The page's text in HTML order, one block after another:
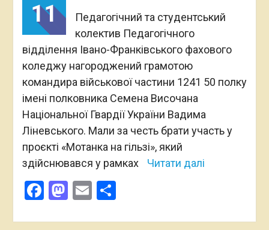
11
Педагогічний та студентський
колектив Педагогічного
відділення Івано-Франківського фахового
коледжу нагороджений грамотою
командира військової частини 1241 50 полку
імені полковника Семена Височана
Національної Гвардії України Вадима
Ліневського. Мали за честь брати участь у
проєкті «Мотанка на гільзі», який
здійснювався у рамках
Читати далі
Facebook
Mastodon
EmailПоділитися